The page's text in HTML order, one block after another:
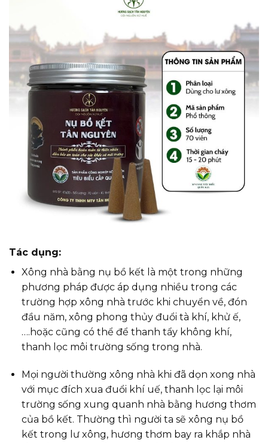
Tác dụng:
Xông nhà bằng nụ bồ kết là một trong những
phương pháp được áp dụng nhiều trong các
trường hợp xông nhà trước khi chuyển về, đón
đầu năm, xông phong thủy đuổi tà khí, khử ế,
….hoặc cũng có thể để thanh tẩy không khí,
thanh lọc môi trường sống trong nhà.
Mọi người thường xông nhà khi đã dọn xong nhà
với mục đích xua đuổi khí uế, thanh lọc lại môi
trường sống xung quanh nhà bằng hương thơm
của bồ kết. Thường thì người ta sẽ xông nụ bồ
kết trong lư xông, hương thơm bay ra khắp nhà